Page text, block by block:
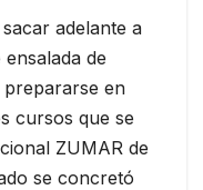
adelante a
de
prepararse en
cursos que se
ZUMAR de
se concretó